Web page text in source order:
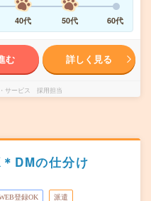
40代 50代 60代
む 詳しく見る
サービス 採用担当
DMの仕分け
登録OK 派遣